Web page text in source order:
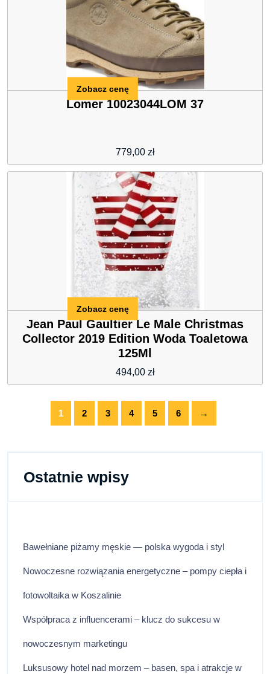
Lomer 10023044LOM 37
779,00 zł
Zobacz cenę
Jean Paul Gaultier Le Male Christmas
Collector 2019 Edition Woda Toaletowa
125Ml
494,00 zł
Zobacz cenę
1 2 3 4 5 6 →
Ostatnie wpisy
Bawełniane piżamy męskie — polska wygoda i styl
Nowoczesne rozwiązania energetyczne – pompy ciepła i
fotowoltaika w Koszalinie
Współpraca z influencerami – klucz do sukcesu w
nowoczesnym marketingu
Luksusowy hotel nad morzem – basen, spa i atrakcje w